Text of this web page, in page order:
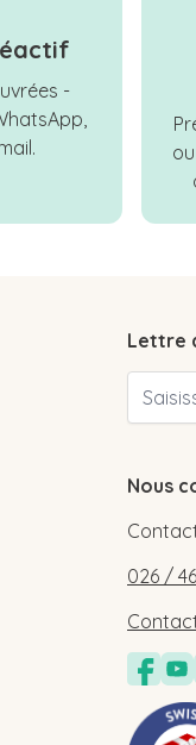
-
Lettre
Nous
026 /